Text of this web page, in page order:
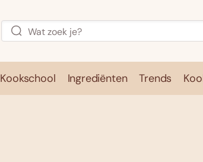
Kookschool Ingrediënten Trends